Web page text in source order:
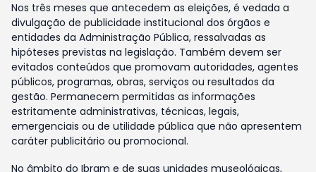
Nos três meses que antecedem as eleições, é vedada a
divulgação de publicidade institucional dos órgãos e
entidades da Administração Pública, ressalvadas as
hipóteses previstas na legislação. Também devem ser
evitados conteúdos que promovam autoridades, agentes
públicos, programas, obras, serviços ou resultados da
gestão. Permanecem permitidas as informações
estritamente administrativas, técnicas, legais,
emergenciais ou de utilidade pública que não apresentem
caráter publicitário ou promocional.
No âmbito do Ibram e de suas unidades museológicas,